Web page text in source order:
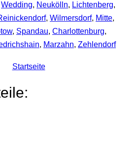
Wedding, Neukölln, Lichtenberg,
, Wilmersdorf, Mitte,
, Spandau, Charlottenburg,
, Marzahn, Zehlendorf
Startseite